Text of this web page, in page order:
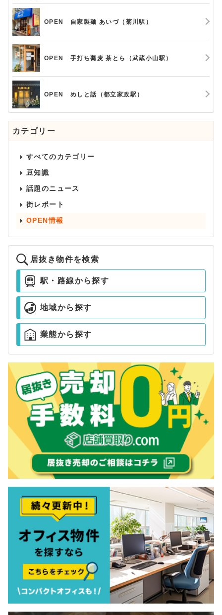
OPEN 自家製麺 あいづ（菊川駅）
OPEN 手打ち蕎麦 茶とら（武蔵小山駅）
OPEN めしと話（都立家政駅）
カテゴリー
すべてのカテゴリー
豆知識
話題のニュース
街レポート
OPEN情報
居抜き物件を検索
駅・路線から探す
地域から探す
業態から探す